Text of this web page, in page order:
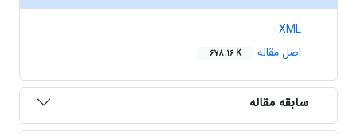
XML
اصل مقاله
678.16 K
سابقه مقاله